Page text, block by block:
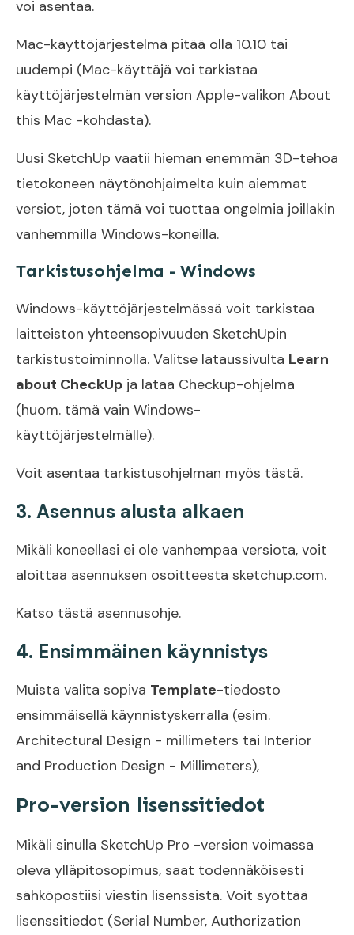
voi asentaa.
Mac-käyttöjärjestelmä pitää olla 10.10 tai
uudempi (Mac-käyttäjä voi tarkistaa
käyttöjärjestelmän version Apple-valikon About
this Mac -kohdasta).
Uusi SketchUp vaatii hieman enemmän 3D-tehoa
tietokoneen näytönohjaimelta kuin aiemmat
versiot, joten tämä voi tuottaa ongelmia joillakin
vanhemmilla Windows-koneilla.
Tarkistusohjelma - Windows
Windows-käyttöjärjestelmässä voit tarkistaa
laitteiston yhteensopivuuden SketchUpin
tarkistustoiminnolla. Valitse lataussivulta Learn
about CheckUp ja lataa Checkup-ohjelma
(huom. tämä vain Windows-
käyttöjärjestelmälle).
Voit asentaa tarkistusohjelman myös tästä.
3. Asennus alusta alkaen
Mikäli koneellasi ei ole vanhempaa versiota, voit
aloittaa asennuksen osoitteesta sketchup.com.
Katso tästä asennusohje.
4. Ensimmäinen käynnistys
Muista valita sopiva Template-tiedosto
ensimmäisellä käynnistyskerralla (esim.
Architectural Design - millimeters tai Interior
and Production Design - Millimeters),
Pro-version lisenssitiedot
Mikäli sinulla SketchUp Pro -version voimassa
oleva ylläpitosopimus, saat todennäköisesti
sähköpostiisi viestin lisenssistä. Voit syöttää
lisenssitiedot (Serial Number, Authorization